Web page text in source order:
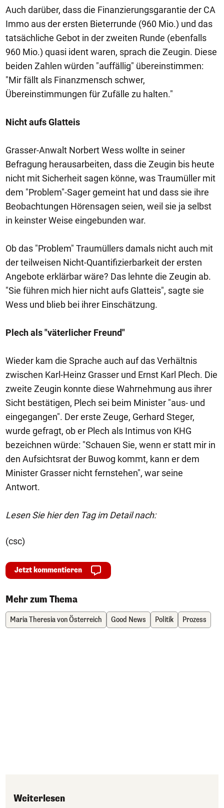
Auch darüber, dass die Finanzierungsgarantie der CA
Immo aus der ersten Bieterrunde (960 Mio.) und das
tatsächliche Gebot in der zweiten Runde (ebenfalls
960 Mio.) quasi ident waren, sprach die Zeugin. Diese
beiden Zahlen würden "auffällig" übereinstimmen:
"Mir fällt als Finanzmensch schwer,
Übereinstimmungen für Zufälle zu halten."
Nicht aufs Glatteis
Grasser-Anwalt Norbert Wess wollte in seiner
Befragung herausarbeiten, dass die Zeugin bis heute
nicht mit Sicherheit sagen könne, was Traumüller mit
dem "Problem"-Sager gemeint hat und dass sie ihre
Beobachtungen Hörensagen seien, weil sie ja selbst
in keinster Weise eingebunden war.
Ob das "Problem" Traumüllers damals nicht auch mit
der teilweisen Nicht-Quantifizierbarkeit der ersten
Angebote erklärbar wäre? Das lehnte die Zeugin ab.
"Sie führen mich hier nicht aufs Glatteis", sagte sie
Wess und blieb bei ihrer Einschätzung.
Plech als "väterlicher Freund"
Wieder kam die Sprache auch auf das Verhältnis
zwischen Karl-Heinz Grasser und Ernst Karl Plech. Die
zweite Zeugin konnte diese Wahrnehmung aus ihrer
Sicht bestätigen, Plech sei beim Minister "aus- und
eingegangen". Der erste Zeuge, Gerhard Steger,
wurde gefragt, ob er Plech als Intimus von KHG
bezeichnen würde: "Schauen Sie, wenn er statt mir in
den Aufsichtsrat der Buwog kommt, kann er dem
Minister Grasser nicht fernstehen", war seine
Antwort.
Lesen Sie hier den Tag im Detail nach:
(csc)
Jetzt kommentieren
Mehr zum Thema
Maria Theresia von Österreich Good News Politik Prozess
Weiterlesen